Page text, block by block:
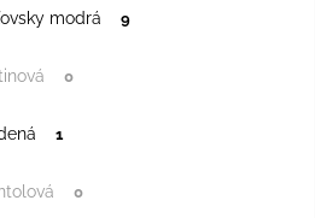
modrá 9
0
1
0